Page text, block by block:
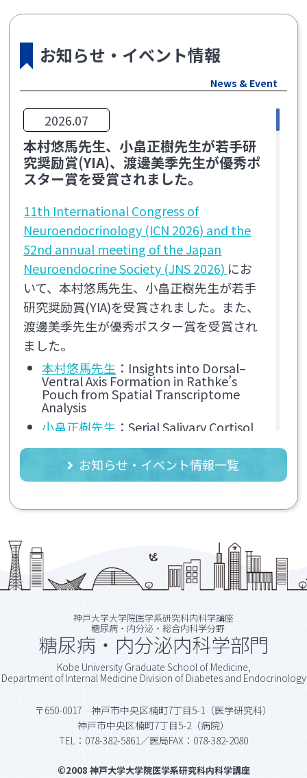
友藤清爾・浦井伸先生の論文が「Acta
Diabetologica」に掲載されました。
浦井伸先生の論文が「Journal of
Endocrinological Investigation」に掲
載されました。
森田靖子先生の論文が「Cureus」に掲
共同研究が「Endocrine Journal」に掲
載されました。
多施設共同研究が「Journal of
Diabetes Science and Technology」に
掲載されました。
渡邊美季・浦井伸先生の論文が
「Endocrine」に掲載されました。
2026.04
本村悠馬先生の論文が「JCEM Case
reports」に掲載されました。
佐々木百合子先生の論文が「Journal of
Neurosurgery」に掲載されました。
of Medical Investigation」に掲載され
ました。
大井佑夏先生の論文が「The Journal of
Metabolism」に掲載されました。
International」に掲載されました。
2026.03
乾妃那先生の論文が「Hormones」に掲
載されました。
大町侑香先生の論文が「The Journal of
Clinical Endocrinology &
Metabolism」に掲載されました。
2026.02
廣田先生、山本先生が参画された論文
Investigation」に掲載されました。
お知らせ・イベント情報
News & Event
2026.07
本村悠馬先生、小畠正樹先生が若手研
究奨励賞(YIA)、渡邊美季先生が優秀ポ
スター賞を受賞されました。
11th International Congress of
Neuroendocrinology (ICN 2026) and the
52nd annual meeting of the Japan
Neuroendocrine Society (JNS 2026) にお
いて、本村悠馬先生、小畠正樹先生が若手
研究奨励賞(YIA)を受賞されました。また、
渡邊美季先生が優秀ポスター賞を受賞され
ました。
本村悠馬先生 ：Insights into Dorsal–
Ventral Axis Formation in Rathke’s
Pouch from Spatial Transcriptome
Analysis
小畠正樹先生 ：Serial Salivary Cortisol
Pharmacodynamic Effects During
Early Osilodrostat Titration in
Cushing's Syndrome
Interruption Syndrome Attributable
2026.07
灰野葵唯、冨永知里先生が若手奨励賞
（後期）を受賞されました。
第252回日本内科学会近畿地方会におい
て、灰野葵唯、冨永知里先生が若手奨励賞
灰野葵唯先生：ヒドロコルチゾン経口
投与による血中コルチゾール上昇抵抗
性を示した副腎皮質機能低下症の1例
冨永知里先生：22q11.2欠失症候群を背
お知らせ・イベント情報一覧
神戸大学大学院医学系研究科内科学講座
糖尿病・内分泌・総合内科学分野
糖尿病・内分泌内科学部門
Kobe University Graduate School of Medicine,
Department of Internal Medicine Division of Diabetes and Endocrinology
〒650-0017 神戸市中央区楠町7丁目5-1（医学研究科）
神戸市中央区楠町7丁目5-2（病院）
TEL：078-382-5861／医局FAX：078-382-2080
©2008 神戸大学大学院医学系研究科内科学講座